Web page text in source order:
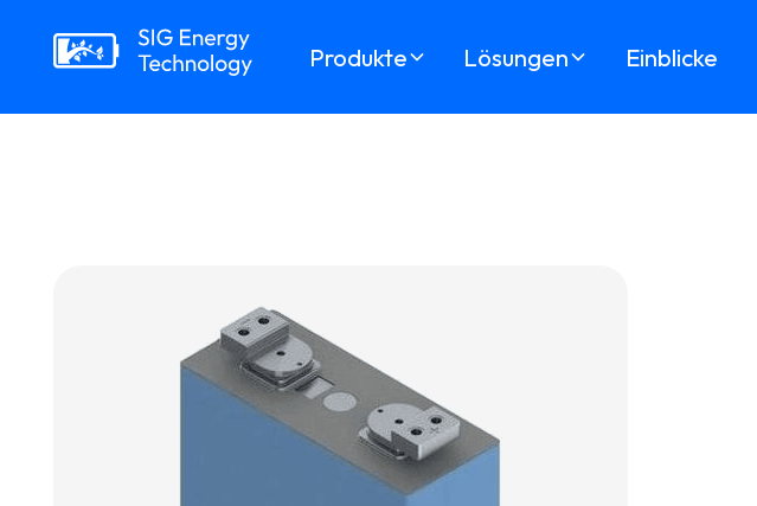
Produkte Lösungen Einblicke